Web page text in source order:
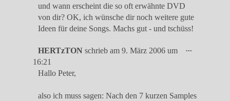
und wann erscheint die so oft erwähnte DVD
von dir? OK, ich wünsche dir noch weitere gute
Ideen für deine Songs. Machs gut - und tschüss!
HERTzTONschrieb am 9. März 2006 um
16:21
Hallo Peter,
also ich muss sagen: Nach den 7 kurzen Samples
...Diese